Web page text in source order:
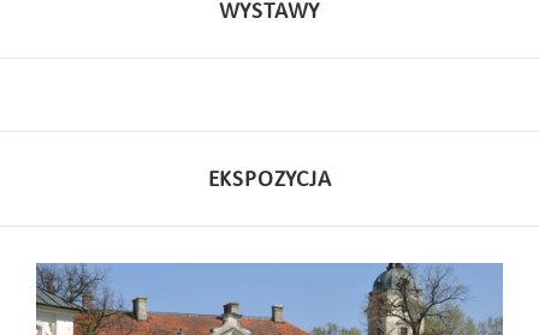
WYSTAWY
EKSPOZYCJA
Pałac